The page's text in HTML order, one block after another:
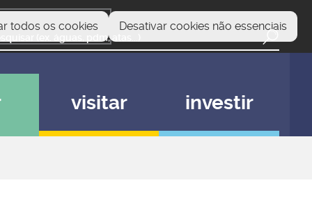
todos os cookies Desativar cookies não essenciais
visitar investir